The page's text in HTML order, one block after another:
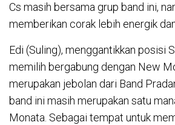
Cs masih bersama grup band ini,
memberikan corak lebih energik
Edi (Suling), menggantikkan posisi
memilih bergabung dengan New
merupakan jebolan dari Band
band ini masih merupakan satu
Monata. Sebagai tempat untuk